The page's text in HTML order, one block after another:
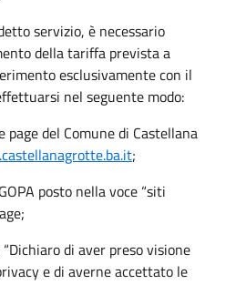
servizio, è necessario
della tariffa prevista a
esclusivamente con il
nel seguente modo:
del Comune di Castellana
;
posto nella voce “siti
di aver preso visione
e di averne accettato le